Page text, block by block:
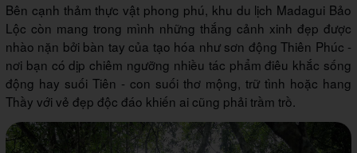
Bên cạnh thảm thực vật phong phú, khu du lịch Madagui Bảo
Lộc còn mang trong mình những thắng cảnh xinh đẹp được
nhào nặn bởi bàn tay của tạo hóa như sơn động Thiên Phúc -
nơi bạn có dịp chiêm ngưỡng nhiều tác phẩm điêu khắc sống
động hay suối Tiên - con suối thơ mộng, trữ tình hoặc hang
Thầy với vẻ đẹp độc đáo khiến ai cũng phải trầm trồ.